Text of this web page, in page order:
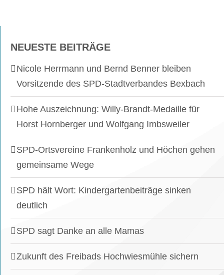
NEUESTE BEITRÄGE
Nicole Herrmann und Bernd Benner bleiben
Vorsitzende des SPD-Stadtverbandes Bexbach
Hohe Auszeichnung: Willy-Brandt-Medaille für
Horst Hornberger und Wolfgang Imbsweiler
SPD-Ortsvereine Frankenholz und Höchen gehen
gemeinsame Wege
SPD hält Wort: Kindergartenbeiträge sinken
deutlich
SPD sagt Danke an alle Mamas
Zukunft des Freibads Hochwiesmühle sichern